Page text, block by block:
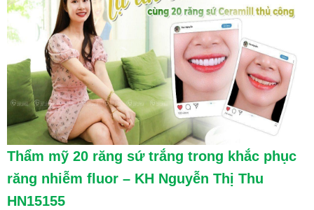
Thẩm mỹ 20 răng sứ trắng trong khắc phục
răng nhiễm fluor – KH Nguyễn Thị Thu
HN15155